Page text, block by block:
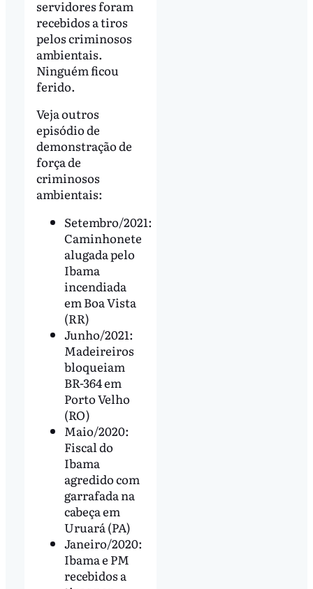
servidores foram
recebidos a tiros
pelos criminosos
ambientais.
Ninguém ficou
ferido.
Veja outros
episódio de
demonstração de
força de
criminosos
ambientais:
Setembro/2021:
Caminhonete
alugada pelo
Ibama
incendiada
em Boa Vista
(RR)
Junho/2021:
Madeireiros
bloqueiam
BR-364 em
Porto Velho
(RO)
Maio/2020:
Fiscal do
Ibama
agredido com
garrafada na
cabeça em
Uruará (PA)
Janeiro/2020:
Ibama e PM
recebidos a